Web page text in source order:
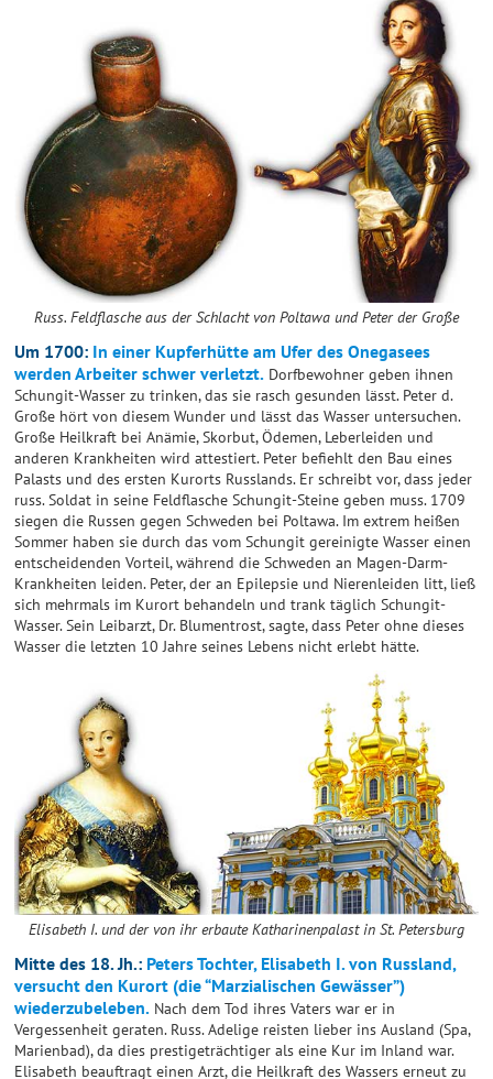
Russ. Feldflasche aus der Schlacht von Poltawa und Peter der Große
Um 1700: In einer Kupferhütte am Ufer des Onegasees
werden Arbeiter schwer verletzt.Dorfbewohner geben ihnen
Schungit-Wasser zu trinken, das sie rasch gesunden lässt. Peter d.
Große hört von diesem Wunder und lässt das Wasser untersuchen.
Große Heilkraft bei Anämie, Skorbut, Ödemen, Leberleiden und
anderen Krankheiten wird attestiert. Peter befiehlt den Bau eines
Palasts und des ersten Kurorts Russlands. Er schreibt vor, dass jeder
russ. Soldat in seine Feldflasche Schungit-Steine geben muss. 1709
siegen die Russen gegen Schweden bei Poltawa. Im extrem heißen
Sommer haben sie durch das vom Schungit gereinigte Wasser einen
entscheidenden Vorteil, während die Schweden an Magen-Darm-
Krankheiten leiden. Peter, der an Epilepsie und Nierenleiden litt, ließ
sich mehrmals im Kurort behandeln und trank täglich Schungit-
Wasser. Sein Leibarzt, Dr. Blumentrost, sagte, dass Peter ohne dieses
Wasser die letzten 10 Jahre seines Lebens nicht erlebt hätte.
Elisabeth I. und der von ihr erbaute Katharinenpalast in St. Petersburg
Mitte des 18. Jh.: Peters Tochter, Elisabeth I. von Russland,
versucht den Kurort (die “Marzialischen Gewässer”)
wiederzubeleben.Nach dem Tod ihres Vaters war er in
Vergessenheit geraten. Russ. Adelige reisten lieber ins Ausland (Spa,
Marienbad), da dies prestigeträchtiger als eine Kur im Inland war.
Elisabeth beauftragt einen Arzt, die Heilkraft des Wassers erneut zu